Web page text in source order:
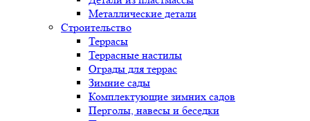
Металлические детали
Строительство
Террасы
Террасные настилы
Ограды для террас
Зимние сады
Комплектующие зимних садов
Перголы, навесы и беседки